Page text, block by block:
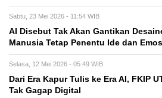
Sabtu, 23 Mei 2026 - 11:54 WIB
AI Disebut Tak Akan Gantikan
Manusia Tetap Penentu Ide dan
Selasa, 12 Mei 2026 - 05:49 WIB
Dari Era Kapur Tulis ke Era AI, FKIP
Tak Gagap Digital